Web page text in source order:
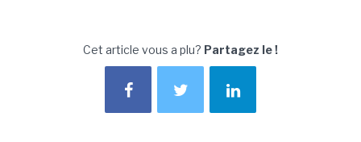
Cet article vous a plu? Partagez le !